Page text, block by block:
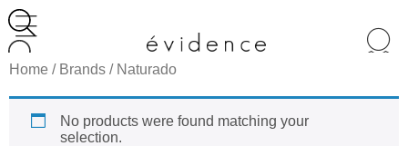
de
produits
Home / Brands / Naturado
No products were found matching your
selection.